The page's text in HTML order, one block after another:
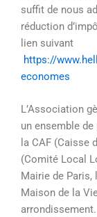
suffit de nous
réduction
lien suivant
https://
economes
L’Association
un ensemble
la CAF (Caisse
(Comité Local
Mairie de
Maison de la
arrondissement.